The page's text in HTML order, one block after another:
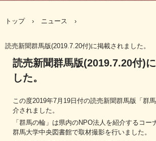
トップ › ニュース ›
読売新聞群馬版(2019.7.20付)に掲載されました。
読売新聞群馬版(2019.7.20付)
した。
この度2019年7月19日付の読売新聞群馬版「群
介されました。
「群馬の輪」は県内のNPO法人を紹介するコー
群馬大学中央図書館で取材撮影を行いました。